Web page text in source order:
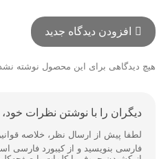
افزودن دیدگاه جدید
هیچ دیدگاهی برای این محصول نوشته
دیگران را با نوشتن نظرات
لطفا پیش از ارسال نظر، خلاصه